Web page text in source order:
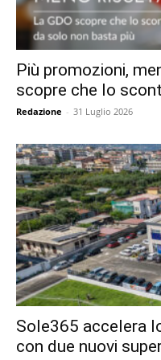
Più promozioni,
scopre che lo
Redazione - 31 Luglio 2026
Sole365 accelera
con due nuovi